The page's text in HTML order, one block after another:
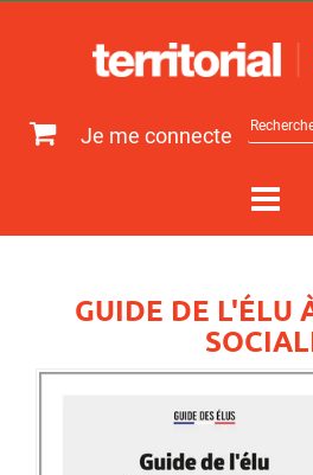
Je me connecte
GUIDE DE L'ÉLU